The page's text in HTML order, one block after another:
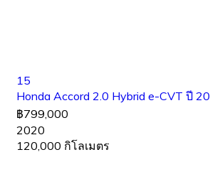
15
Honda Accord 2.0 Hybrid e-CVT ปี 20
฿799,000
2020
120,000 กิโลเมตร